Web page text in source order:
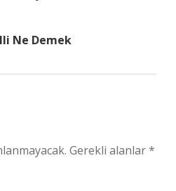
Ne Demek
Gerekli alanlar*